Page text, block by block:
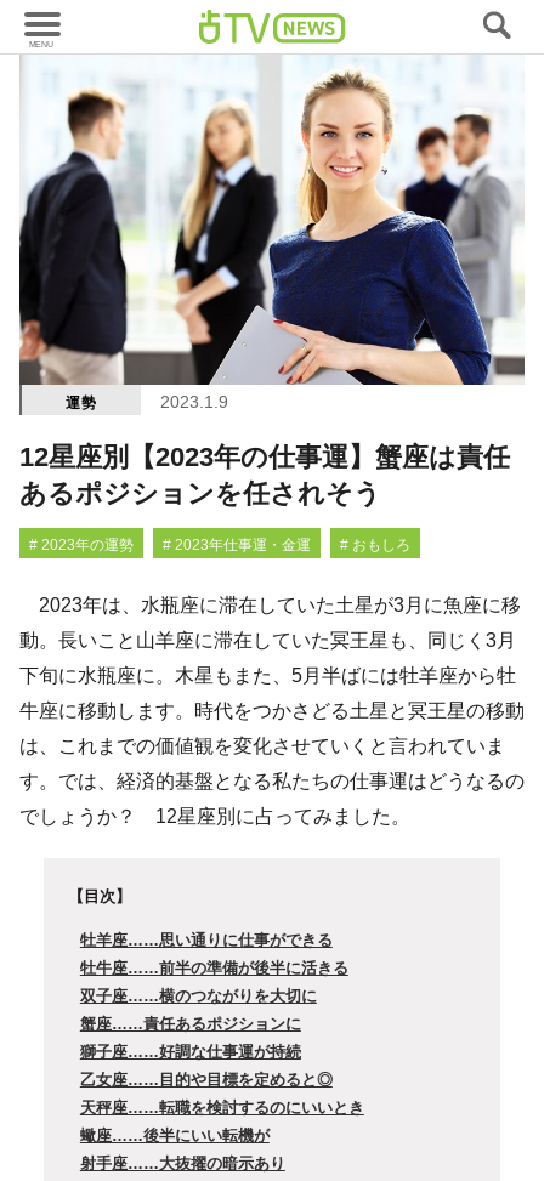
運勢 2023.1.9
12星座別【2023年の仕事運】蟹座は責任
あるポジションを任されそう
# 2023年の運勢 # 2023年仕事運・金運 # おもしろ
2023年は、水瓶座に滞在していた土星が3月に魚座に移
動。長いこと山羊座に滞在していた冥王星も、同じく3月
下旬に水瓶座に。木星もまた、5月半ばには牡羊座から牡
牛座に移動します。時代をつかさどる土星と冥王星の移動
は、これまでの価値観を変化させていくと言われていま
す。では、経済的基盤となる私たちの仕事運はどうなるの
でしょうか？ 12星座別に占ってみました。
【目次】
牡羊座……思い通りに仕事ができる
牡牛座……前半の準備が後半に活きる
双子座……横のつながりを大切に
蟹座……責任あるポジションに
獅子座……好調な仕事運が持続
乙女座……目的や目標を定めると◎
天秤座……転職を検討するのにいいとき
蠍座……後半にいい転機が
射手座……大抜擢の暗示あり